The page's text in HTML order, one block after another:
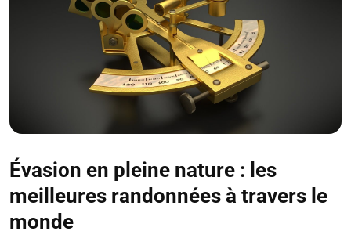
Évasion en pleine nature : les
meilleures randonnées à travers le
monde